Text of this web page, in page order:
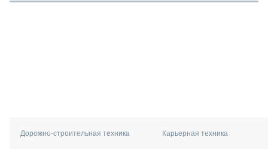
Дорожно-строительная техника Карьерная техника